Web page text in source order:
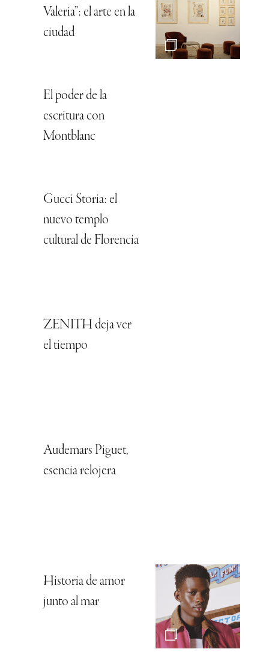
Valeria”: el arte en la
ciudad
El poder de la
escritura con
Montblanc
Gucci Storia: el
nuevo templo
cultural de Florencia
ZENITH deja ver
el tiempo
Audemars Piguet,
esencia relojera
Historia de amor
junto al mar